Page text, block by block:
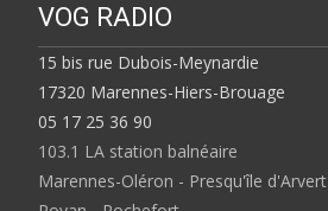
VOG RADIO
15 bis rue Dubois-Meynardie
17320 Marennes-Hiers-Brouage
05 17 25 36 90
103.1 LA station balnéaire
Marennes-Oléron - Presqu'île d'Arvert